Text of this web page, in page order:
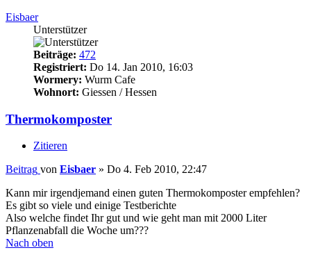
Eisbaer
Unterstützer
Beiträge: 472
Registriert: Do 14. Jan 2010, 16:03
Wormery: Wurm Cafe
Wohnort: Giessen / Hessen
Thermokomposter
Zitieren
Beitrag von Eisbaer » Do 4. Feb 2010, 22:47
Kann mir irgendjemand einen guten Thermokomposter empfehlen?
Es gibt so viele und einige Testberichte
Also welche findet Ihr gut und wie geht man mit 2000 Liter
Pflanzenabfall die Woche um???
Nach oben